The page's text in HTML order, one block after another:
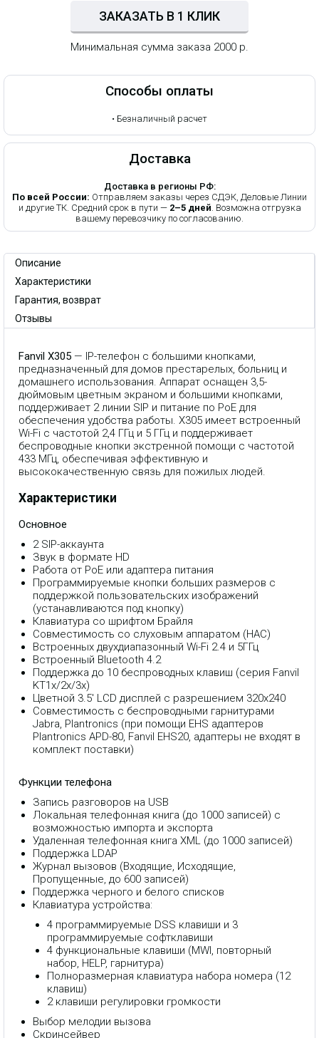
ЗАКАЗАТЬ В 1 КЛИК
Минимальная сумма заказа 2000 р.
Способы оплаты
• Безналичный расчет
Доставка
Доставка в регионы РФ:
По всей России: Отправляем заказы через СДЭК, Деловые Линии
и другие ТК. Средний срок в пути — 2–5 дней. Возможна отгрузка
вашему перевозчику по согласованию.
Описание
Характеристики
Гарантия, возврат
Отзывы
Fanvil X305 — IP-телефон с большими кнопками,
предназначенный для домов престарелых, больниц и
домашнего использования. Аппарат оснащен 3,5-
дюймовым цветным экраном и большими кнопками,
поддерживает 2 линии SIP и питание по PoE для
обеспечения удобства работы. X305 имеет встроенный
Wi-Fi с частотой 2,4 ГГц и 5 ГГц и поддерживает
беспроводные кнопки экстренной помощи с частотой
433 МГц, обеспечивая эффективную и
высококачественную связь для пожилых людей.
Характеристики
Основное
2 SIP-аккаунта
Звук в формате HD
Работа от PoE или адаптера питания
Программируемые кнопки больших размеров с
поддержкой пользовательских изображений
(устанавливаются под кнопку)
Клавиатура со шрифтом Брайля
Совместимость со слуховым аппаратом (HAC)
Встроенных двухдиапазонный Wi-Fi 2.4 и 5ГГц
Встроенный Bluetooth 4.2
Поддержка до 10 беспроводных клавиш (серия Fanvil
KT1x/2x/3x)
Цветной 3.5' LCD дисплей с разрешением 320x240
Совместимость с беспроводными гарнитурами
Jabra, Plantronics (при помощи EHS адаптеров
Plantronics APD-80, Fanvil EHS20, адаптеры не входят в
комплект поставки)
Функции телефона
Запись разговоров на USB
Локальная телефонная книга (до 1000 записей) с
возможностью импорта и экспорта
Удаленная телефонная книга XML (до 1000 записей)
Поддержка LDAP
Журнал вызовов (Входящие, Исходящие,
Пропущенные, до 600 записей)
Поддержка черного и белого списков
Клавиатура устройства:
4 программируемые DSS клавиши и 3
программируемые софтклавиши
4 функциональные клавиши (MWI, повторный
набор, HELP, гарнитура)
Полноразмерная клавиатура набора номера (12
клавиш)
2 клавиши регулировки громкости
Выбор мелодии вызова
Скринсейвер